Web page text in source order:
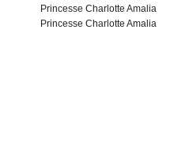
Princesse Charlotte Amalia
Princesse Charlotte Amalia